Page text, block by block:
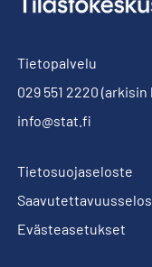
Tietopalvelu
029 551 2220 (arkisin
info@stat.fi
Tietosuojaseloste
Evästeasetukset